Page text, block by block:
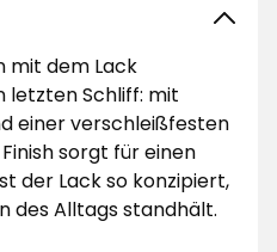
mit dem Lack
letzten Schliff: mit
einer verschleißfesten
sorgt für einen
der Lack so konzipiert,
des Alltags standhält.